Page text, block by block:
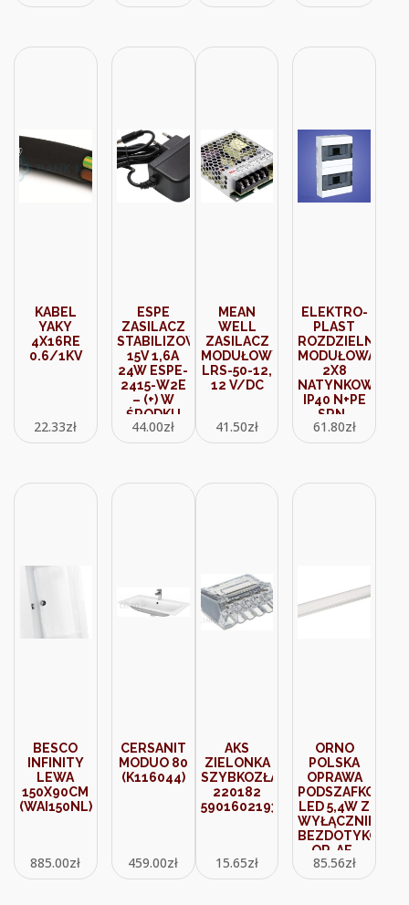
KABEL
YAKY
4X16RE
0.6/1KV
22.33zł
ESPE
ZASILACZ
STABILIZOWANY
15V 1,6A
24W ESPE-
2415-W2E
– (+) W
ŚRODKU
(250X)
44.00zł
MEAN
WELL
ZASILACZ
MODUŁOWY
LRS-50-12,
12 V/DC
41.50zł
ELEKTRO-
PLAST
ROZDZIELNICA
MODUŁOWA
2X8
NATYNKOWA
IP40 N+PE
SRN-
2X8(16) 1.4
61.80zł
BESCO
INFINITY
LEWA
150X90CM
(WAI150NL)
885.00zł
CERSANIT
MODUO 80
(K116044)
459.00zł
AKS
ZIELONKA
SZYBKOZŁĄCZKA
220182
5901602193051
15.65zł
ORNO
POLSKA
OPRAWA
PODSZAFKOWA
LED 5,4W Z
WYŁĄCZNIKIEM
OR-AE-
1366
(10001181651)
85.56zł